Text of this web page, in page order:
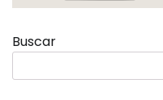
Buscar